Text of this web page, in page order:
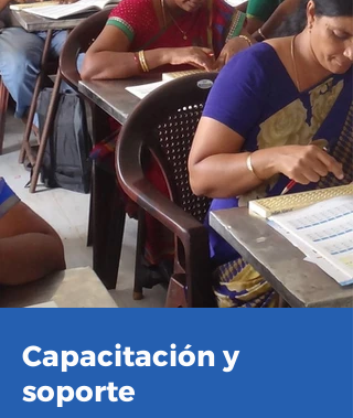
Capacitación y
soporte